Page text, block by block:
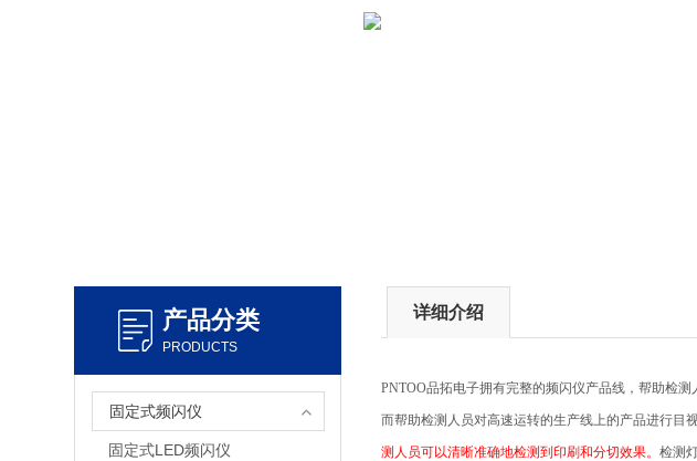
产品分类
PRODUCTS
固定式频闪仪
固定式LED频闪仪
详细介绍
PNTOO品拓电子拥有完整的频闪仪产品线，帮助检
而帮助检测人员对高速运转的生产线上的产品进行目
测人员可以清晰准确地检测到印刷和分切效果。检测